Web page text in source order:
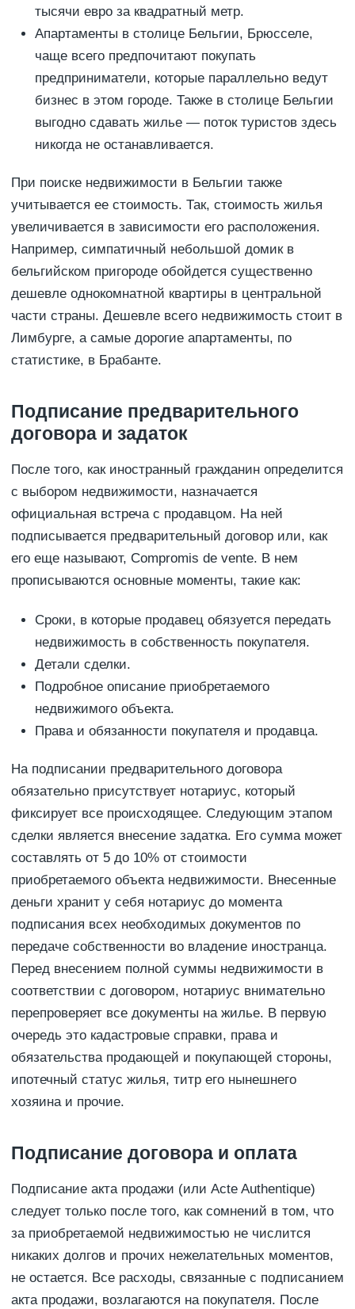
тысячи евро за квадратный метр.
Апартаменты в столице Бельгии, Брюсселе,
чаще всего предпочитают покупать
предприниматели, которые параллельно ведут
бизнес в этом городе. Также в столице Бельгии
выгодно сдавать жилье — поток туристов здесь
никогда не останавливается.
При поиске недвижимости в Бельгии также
учитывается ее стоимость. Так, стоимость жилья
увеличивается в зависимости его расположения.
Например, симпатичный небольшой домик в
бельгийском пригороде обойдется существенно
дешевле однокомнатной квартиры в центральной
части страны. Дешевле всего недвижимость стоит в
Лимбурге, а самые дорогие апартаменты, по
статистике, в Брабанте.
Подписание предварительного
договора и задаток
После того, как иностранный гражданин определится
с выбором недвижимости, назначается
официальная встреча с продавцом. На ней
подписывается предварительный договор или, как
его еще называют, Compromis de vente. В нем
прописываются основные моменты, такие как:
Сроки, в которые продавец обязуется передать
недвижимость в собственность покупателя.
Детали сделки.
Подробное описание приобретаемого
недвижимого объекта.
Права и обязанности покупателя и продавца.
На подписании предварительного договора
обязательно присутствует нотариус, который
фиксирует все происходящее. Следующим этапом
сделки является внесение задатка. Его сумма может
составлять от 5 до 10% от стоимости
приобретаемого объекта недвижимости. Внесенные
деньги хранит у себя нотариус до момента
подписания всех необходимых документов по
передаче собственности во владение иностранца.
Перед внесением полной суммы недвижимости в
соответствии с договором, нотариус внимательно
перепроверяет все документы на жилье. В первую
очередь это кадастровые справки, права и
обязательства продающей и покупающей стороны,
ипотечный статус жилья, титр его нынешнего
хозяина и прочие.
Подписание договора и оплата
Подписание акта продажи (или Acte Authentique)
следует только после того, как сомнений в том, что
за приобретаемой недвижимостью не числится
никаких долгов и прочих нежелательных моментов,
не остается. Все расходы, связанные с подписанием
акта продажи, возлагаются на покупателя. После